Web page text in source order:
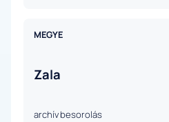
MEGYE
Zala
archív besorolás